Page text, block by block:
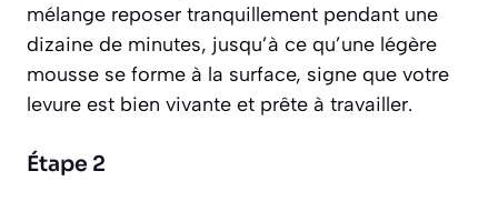
mélange reposer tranquillement pendant une
dizaine de minutes, jusqu’à ce qu’une légère
mousse se forme à la surface, signe que votre
levure est bien vivante et prête à travailler.
Étape 2